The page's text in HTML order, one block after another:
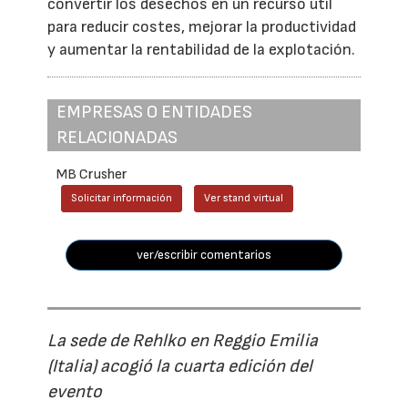
para reducir costes, mejorar la productividad
y aumentar la rentabilidad de la explotación.
EMPRESAS O ENTIDADES
RELACIONADAS
MB Crusher
Solicitar información Ver stand virtual
ver/escribir comentarios
La sede de Rehlko en Reggio Emilia
(Italia) acogió la cuarta edición del
evento